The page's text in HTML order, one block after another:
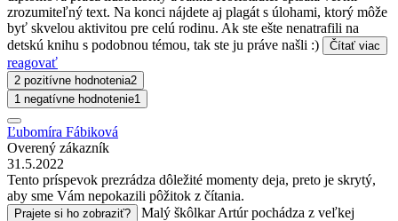
zrozumiteľný text. Na konci nájdete aj plagát s úlohami, ktorý môže
byť skvelou aktivitou pre celú rodinu. Ak ste ešte nenatrafili na
detskú knihu s podobnou témou, tak ste ju práve našli :)
Čítať viac
reagovať
2 pozitívne hodnotenia2
1 negatívne hodnotenie1
Ľubomíra Fábiková
Overený zákazník
31.5.2022
Tento príspevok prezrádza dôležité momenty deja, preto je skrytý,
aby sme Vám nepokazili pôžitok z čítania.
Prajete si ho zobraziť?
Malý škôlkar Artúr pochádza z veľkej